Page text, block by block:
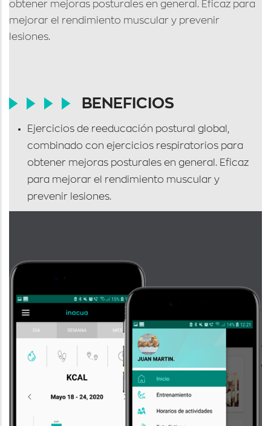
obtener mejoras posturales en general. Eficaz para
mejorar el rendimiento muscular y prevenir
lesiones.
BENEFICIOS
Ejercicios de reeducación postural global,
combinado con ejercicios respiratorios para
obtener mejoras posturales en general. Eficaz
para mejorar el rendimiento muscular y
prevenir lesiones.